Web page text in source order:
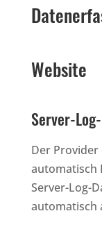
Website
Server-
Der
automatisch
Server-Log-
automatisch